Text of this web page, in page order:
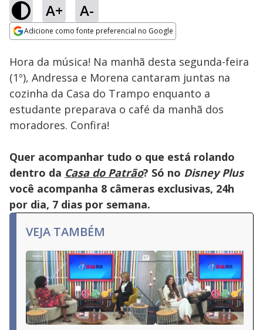
A+ A-
Adicione como fonte preferencial no Google
Ativar
Loaded
29.54%
Hora da música! Na manhã desta segunda-feira
(1º), Andressa e Morena cantaram juntas na
cozinha da Casa do Trampo enquanto a
estudante preparava o café da manhã dos
moradores. Confira!
Quer acompanhar tudo o que está rolando
dentro da Casa do Patrão? Só no Disney Plus
você acompanha 8 câmeras exclusivas, 24h
por dia, 7 dias por semana.
VEJA TAMBÉM